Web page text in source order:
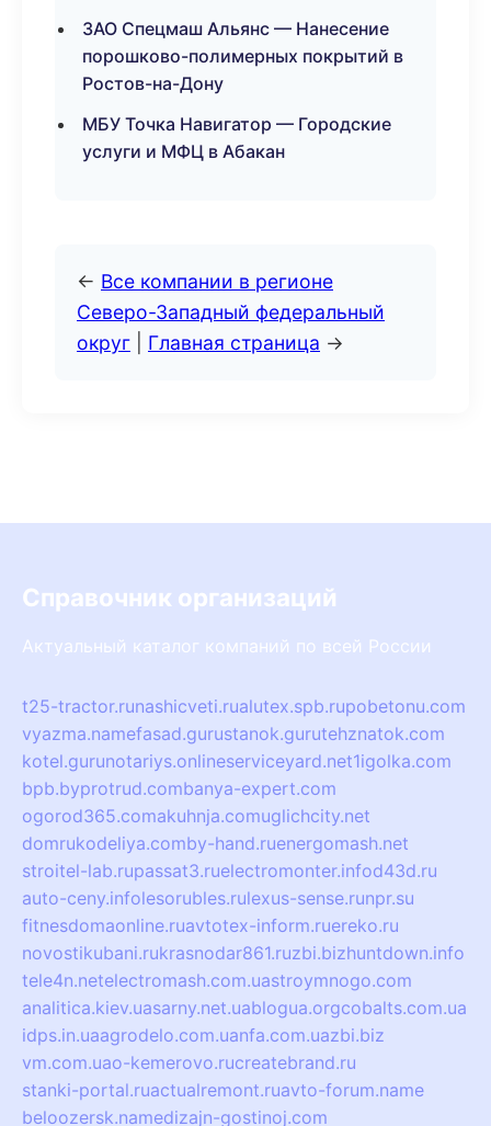
ЗАО Спецмаш Альянс — Нанесение
порошково-полимерных покрытий в
Ростов-на-Дону
МБУ Точка Навигатор — Городские
услуги и МФЦ в Абакан
← Все компании в регионе
Северо-Западный федеральный
округ
Главная страница →
Справочник организаций
Актуальный каталог компаний по всей России
t25-tractor.runashicveti.rualutex.spb.rupobetonu.com
vyazma.namefasad.gurustanok.gurutehznatok.com
kotel.gurunotariys.onlineserviceyard.net1igolka.com
bpb.byprotrud.combanya-expert.com
ogorod365.comakuhnja.comuglichcity.net
domrukodeliya.comby-hand.ruenergomash.net
stroitel-lab.rupassat3.ruelectromonter.infod43d.ru
auto-ceny.infolesorubles.rulexus-sense.runpr.su
fitnesdomaonline.ruavtotex-inform.ruereko.ru
novostikubani.rukrasnodar861.ruzbi.bizhuntdown.info
tele4n.netelectromash.com.uastroymnogo.com
analitica.kiev.uasarny.net.uablogua.orgcobalts.com.ua
idps.in.uaagrodelo.com.uanfa.com.uazbi.biz
vm.com.uao-kemerovo.rucreatebrand.ru
stanki-portal.ruactualremont.ruavto-forum.name
beloozersk.namedizajn-gostinoj.com